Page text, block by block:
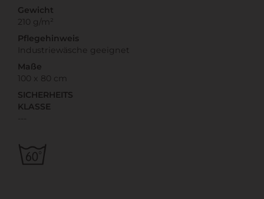
Gewicht
210 g/m²
Pflegehinweis
Industriewäsche geeignet
Maße
100 x 80 cm
SICHERHEITS
KLASSE